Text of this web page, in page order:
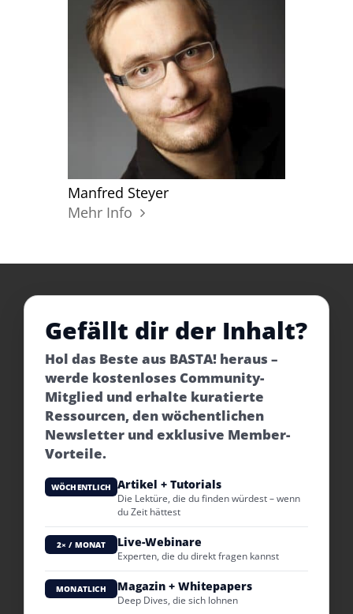
Manfred Steyer
Mehr Info
Gefällt dir der Inhalt?
Hol das Beste aus BASTA! heraus –
werde kostenloses Community-
Mitglied und erhalte kuratierte
Ressourcen, den wöchentlichen
Newsletter und exklusive Member-
Vorteile.
WÖCHENTLICH Artikel + Tutorials
Die Lektüre, die du finden würdest – wenn
du Zeit hättest
2× / MONAT Live-Webinare
Experten, die du direkt fragen kannst
MONATLICH Magazin + Whitepapers
Deep Dives, die sich lohnen